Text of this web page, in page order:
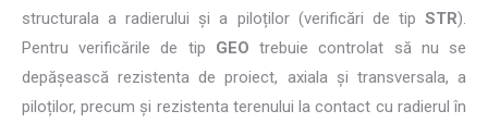
structurala a radierului și a piloților (verificări de tip STR).
Pentru verificările de tip GEO trebuie controlat să nu se
depășească rezistenta de proiect, axiala și transversala, a
piloților, precum și rezistenta terenului la contact cu radierul în